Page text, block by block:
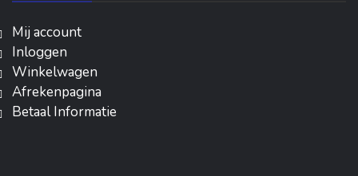
Mij account
Inloggen
‎Winkelwagen
Afrekenpagina
Betaal Informatie